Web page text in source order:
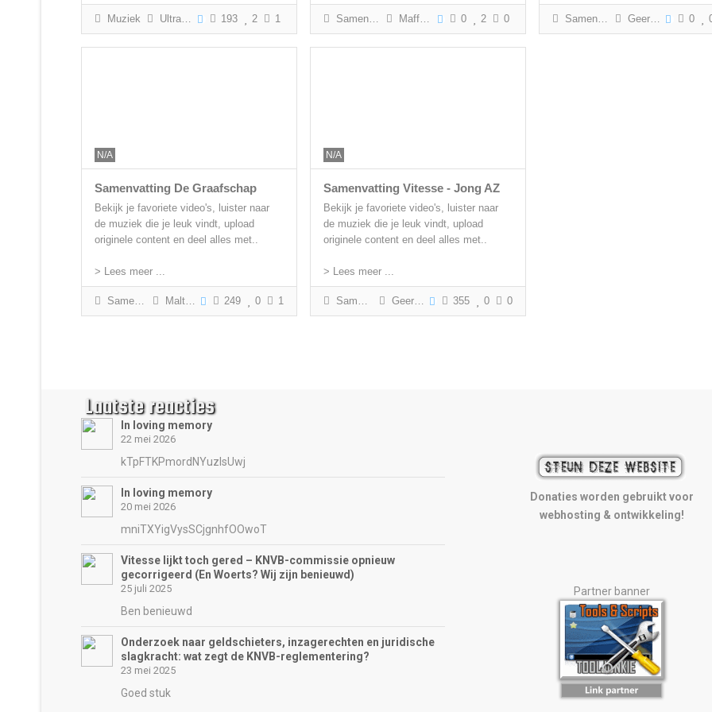
Muziek Ultras Arnhem 193 2 1 Samenvatting Maffe Rick 0 2 0 Samenvatting Geert Gabriëls 0
N/A
Samenvatting De Graafschap
Bekijk je favoriete video's, luister naar
de muziek die je leuk vindt, upload
originele content en deel alles met..
> Lees meer ...
Samenvatting Malte Paffen 249 0 1
N/A
Samenvatting Vitesse - Jong AZ
Bekijk je favoriete video's, luister naar
de muziek die je leuk vindt, upload
originele content en deel alles met..
> Lees meer ...
Samenvatting Geert Gabriëls 355 0 0
Laatste reacties
In loving memory
22 mei 2026
kTpFTKPmordNYuzIsUwj
In loving memory
20 mei 2026
mniTXYigVysSCjgnhfOOwoT
Vitesse lijkt toch gered – KNVB-commissie opnieuw
gecorrigeerd (En Woerts? Wij zijn benieuwd)
25 juli 2025
Ben benieuwd
Onderzoek naar geldschieters, inzagerechten en juridische
slagkracht: wat zegt de KNVB-reglementering?
23 mei 2025
Goed stuk
Donaties worden gebruikt voor
webhosting & ontwikkeling!
Partner banner